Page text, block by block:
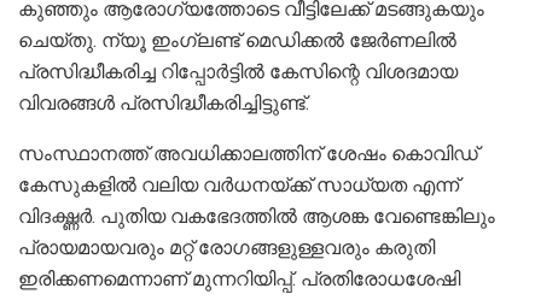
കുഞ്ഞും ആരോഗ്യത്തോടെ വീട്ടിലേക്ക് മടങ്ങുകയും
ചെയ്തു. ന്യൂ ഇംഗ്ലണ്ട് മെഡിക്കൽ ജേർണലിൽ
പ്രസിദ്ധീകരിച്ച റിപ്പോർട്ടിൽ കേസിന്റെ വിശദമായ
വിവരങ്ങൾ പ്രസിദ്ധീകരിച്ചിട്ടുണ്ട്.
സംസ്ഥാനത്ത് അവധിക്കാലത്തിന് ശേഷം കൊവിഡ്
കേസുകളിൽ വലിയ വർധനയ്ക്ക് സാധ്യത എന്ന്
വിദഗ്ദ്ധർ. പുതിയ വകഭേദത്തിൽ ആശങ്ക വേണ്ടെങ്കിലും
പ്രായമായവരും മറ്റ് രോഗങ്ങളുള്ളവരും കരുതി
ഇരിക്കണമെന്നാണ് മുന്നറിയിപ്പ്. പ്രതിരോധശേഷി